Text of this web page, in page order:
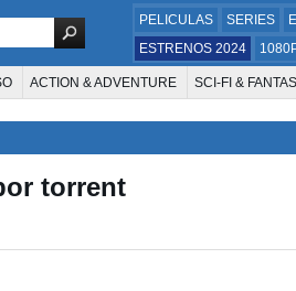
PELICULAS SERIES
ESTRENOS 2024
ACTION & ADVENTURE SCI-FI &
torrent